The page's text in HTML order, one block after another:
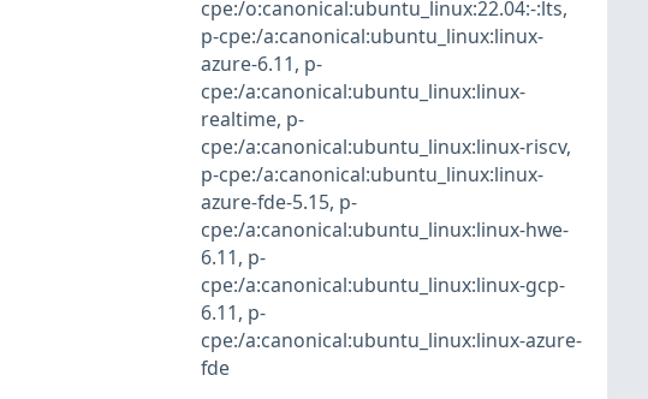
cpe:/o:canonical:ubuntu_linux:22.04:-:lts,
p-cpe:/a:canonical:ubuntu_linux:linux-
azure-6.11, p-
cpe:/a:canonical:ubuntu_linux:linux-
realtime, p-
cpe:/a:canonical:ubuntu_linux:linux-riscv,
p-cpe:/a:canonical:ubuntu_linux:linux-
azure-fde-5.15, p-
cpe:/a:canonical:ubuntu_linux:linux-hwe-
6.11, p-
cpe:/a:canonical:ubuntu_linux:linux-gcp-
6.11, p-
cpe:/a:canonical:ubuntu_linux:linux-azure-
fde